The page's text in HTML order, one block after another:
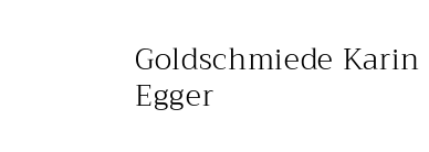
Goldschmiede Karin
Egger